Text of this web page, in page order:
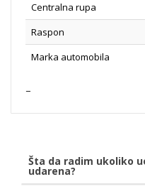
Centralna rupa
Raspon
Marka automobila
Šta da radim ukoliko
udarena?